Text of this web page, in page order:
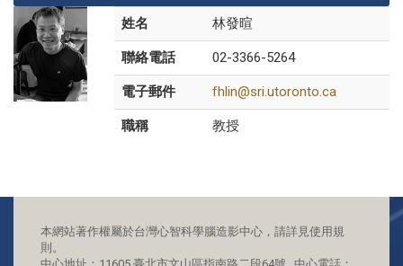
姓名 林發暄
聯絡電話 02-3366-5264
電子郵件 fhlin@sri.utoronto.ca
職稱 教授
本網站著作權屬於台灣心智科學腦造影中心，請詳見使用規
則。